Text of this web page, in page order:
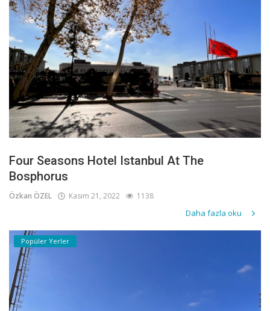
Four Seasons Hotel Istanbul At The
Bosphorus
Özkan ÖZEL Kasım 21, 2022 1138
Daha fazla oku
Popüler Yerler